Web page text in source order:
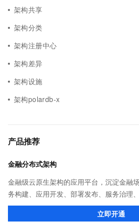
架构共享
架构分类
架构注册中心
架构差异
架构设施
架构polardb-x
产品推荐
金融分布式架构
金融级云原生架构的应用平台，沉淀金融
务构建、应用开发、部署发布、服务治理
等全栈式解决方案，兼容Dubbo、Spring
境，助力客户各类应用轻松转型分布式架构
立即开通